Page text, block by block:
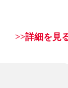
>>詳細を見